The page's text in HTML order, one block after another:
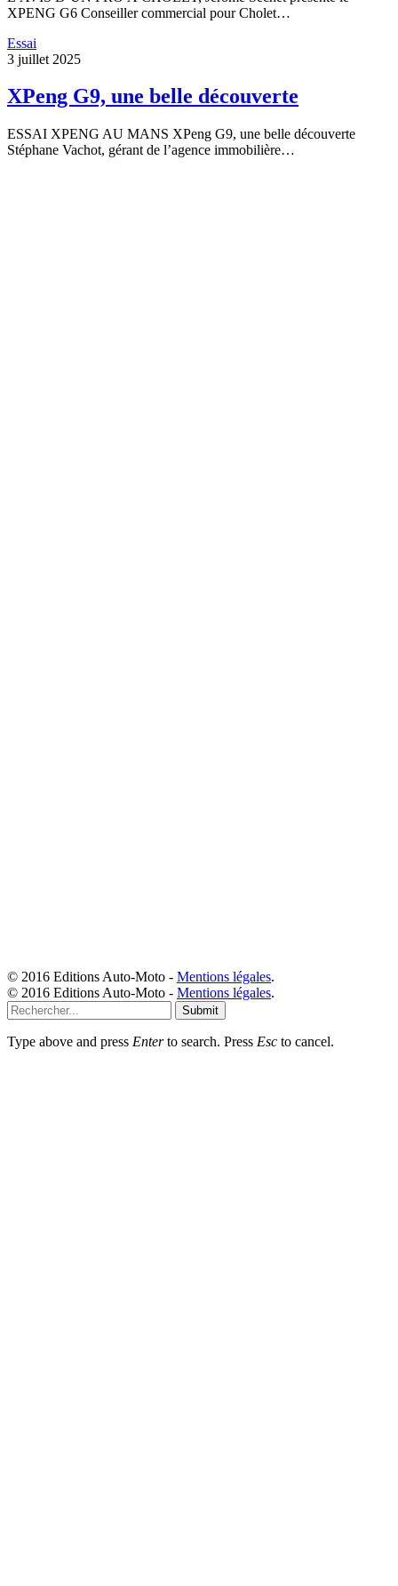
XPENG G6 Conseiller commercial pour Cholet…
Essai
3 juillet 2025
XPeng G9, une belle découverte
ESSAI XPENG AU MANS XPeng G9, une belle découverte
Stéphane Vachot, gérant de l’agence immobilière…
© 2016 Editions Auto-Moto - Mentions légales.
© 2016 Editions Auto-Moto - Mentions légales.
Submit
Type above and press Enterto search. Press Esc to cancel.